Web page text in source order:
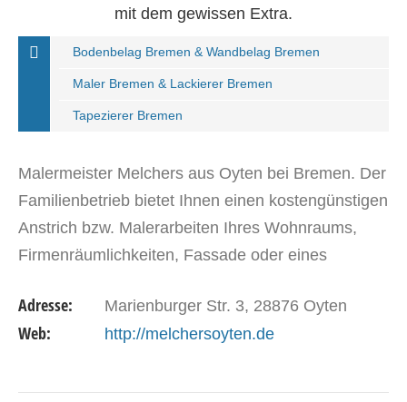
mit dem gewissen Extra.
Bodenbelag Bremen & Wandbelag Bremen
Maler Bremen & Lackierer Bremen
Tapezierer Bremen
Malermeister Melchers aus Oyten bei Bremen. Der
Familienbetrieb bietet Ihnen einen kostengünstigen
Anstrich bzw. Malerarbeiten Ihres Wohnraums,
Firmenräumlichkeiten, Fassade oder eines
Festpreis.
Adresse: Marienburger Str. 3, 28876 Oyten
Web: http://melchersoyten.de